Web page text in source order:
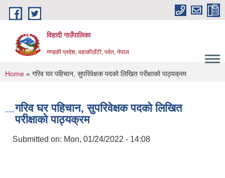
Skip to main content
विहादी गाउँपालिका
गण्डकी प्रदेश, वहाकीठाँटी, पर्वत, नेपाल
You are here
Home » गरिव घर पहिचान, सुपरिवेक्षक पदको लिखित परीक्षाको पाठ्यक्रम
गरिव घर पहिचान, सुपरिवेक्षक पदको लिखित
परीक्षाको पाठ्यक्रम
Submitted on: Mon, 01/24/2022 - 14:08